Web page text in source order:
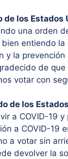
los Estados
una orden
entiendo
y la
de
votar con
de los
a COVID-19
a COVID-19
a votar sin
devolver la